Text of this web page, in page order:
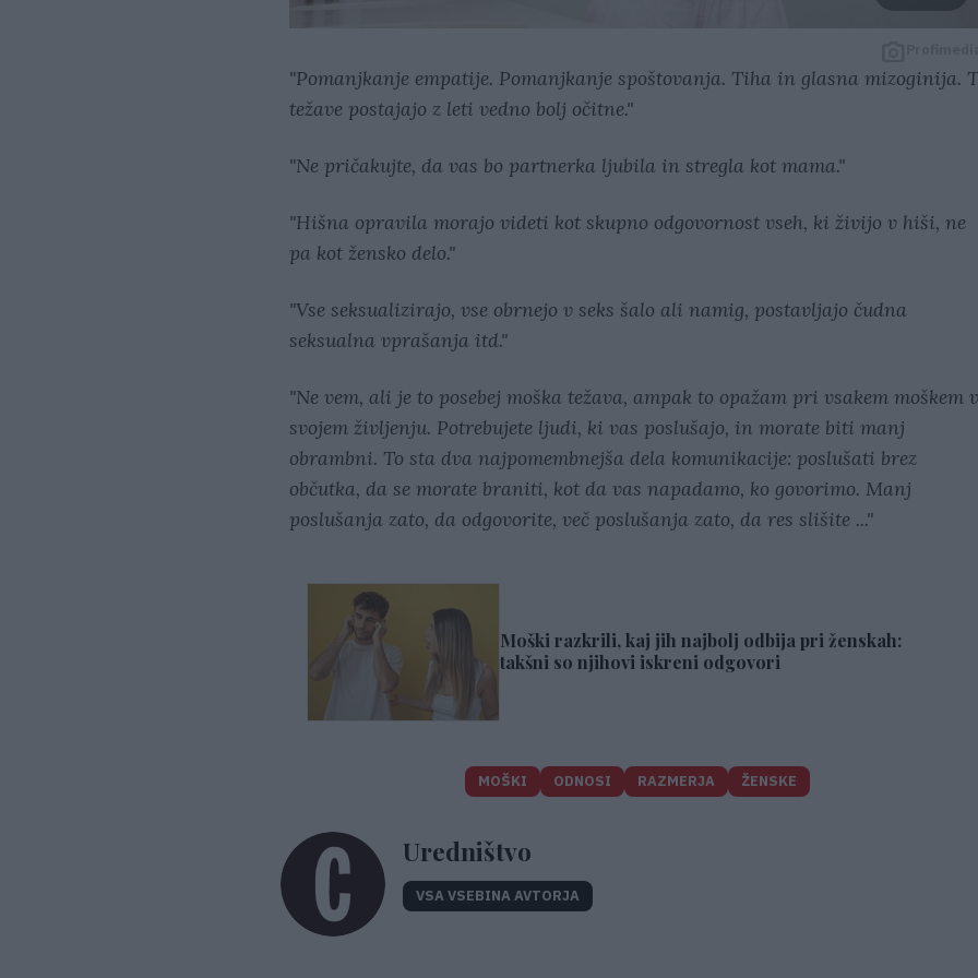
"Pomanjkanje empatije. Pomanjkanje spoštovanja. Tiha in glasna mizoginija.
težave postajajo z leti vedno bolj očitne."
"Ne pričakujte, da vas bo partnerka ljubila in stregla kot mama."
"Hišna opravila morajo videti kot skupno odgovornost vseh, ki živijo v hiši, ne
pa kot žensko delo."
"Vse seksualizirajo, vse obrnejo v seks šalo ali namig, postavljajo čudna
seksualna vprašanja itd."
"Ne vem, ali je to posebej moška težava, ampak to opažam pri vsakem moškem v
svojem življenju. Potrebujete ljudi, ki vas poslušajo, in morate biti manj
obrambni. To sta dva najpomembnejša dela komunikacije: poslušati brez
občutka, da se morate braniti, kot da vas napadamo, ko govorimo. Manj
poslušanja zato, da odgovorite, več poslušanja zato, da res slišite ..."
Moški razkrili, kaj jih najbolj odbija pri ženskah:
takšni so njihovi iskreni odgovori
MOŠKI ODNOSI RAZMERJA ŽENSKE
Uredništvo
VSA VSEBINA AVTORJA